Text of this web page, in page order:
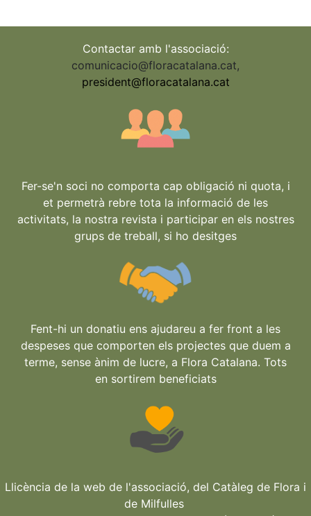
Contactar amb l'associació:
comunicacio@floracatalana.cat,
president@floracatalana.cat
Fer-se'n soci no comporta cap obligació ni quota, i
et permetrà rebre tota la informació de les
activitats, la nostra revista i participar en els nostres
grups de treball, si ho desitges
Fent-hi un donatiu ens ajudareu a fer front a les
despeses que comporten els projectes que duem a
terme, sense ànim de lucre, a Flora Catalana. Tots
en sortirem beneficiats
Llicència de la web de l'associació, del Catàleg de Flora i
de Milfulles